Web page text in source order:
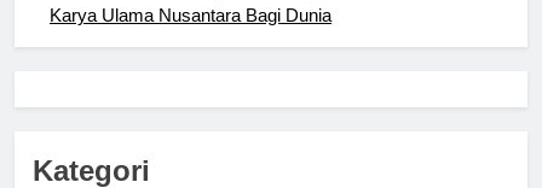
Karya Ulama Nusantara Bagi Dunia
Kategori